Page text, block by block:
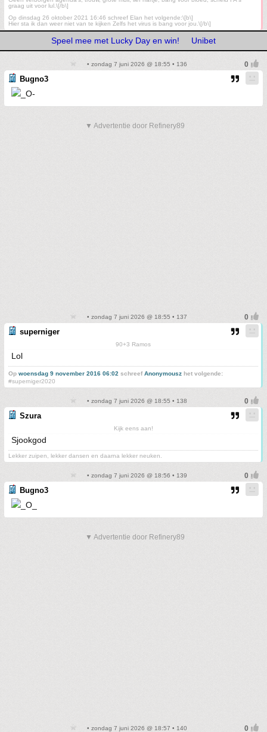
graag uit voor lul.\[/b\]
Op dinsdag 26 oktober 2021 16:46 schreef Elan het volgende:\[b\]
Hier sta ik dan weer niet van te kijken Zelfs het virus is bang voor jou.\[/b\]
Speel mee met Lucky Day en win! Unibet
• zondag 7 juni 2026 @ 18:55 • 136
Bugno3
▼ Advertentie door Refinery89
• zondag 7 juni 2026 @ 18:55 • 137
superniger
90+3 Ramos
Lol
Op woensdag 9 november 2016 06:02 schreefAnonymousz het volgende:
#superniger2020
• zondag 7 juni 2026 @ 18:55 • 138
Szura
Kijk eens aan!
Sjookgod
Lekker zuipen, lekker dansen en daarna lekker neuken.
• zondag 7 juni 2026 @ 18:56 • 139
Bugno3
▼ Advertentie door Refinery89
• zondag 7 juni 2026 @ 18:57 • 140